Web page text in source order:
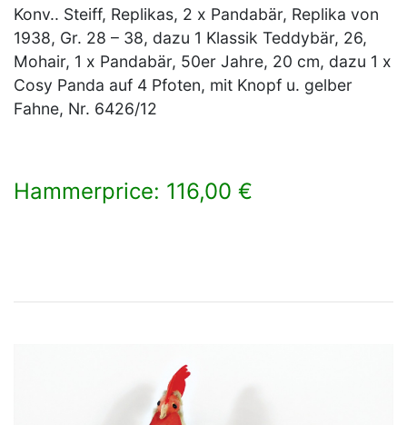
Konv.. Steiff, Replikas, 2 x Pandabär, Replika von
1938, Gr. 28 – 38, dazu 1 Klassik Teddybär, 26,
Mohair, 1 x Pandabär, 50er Jahre, 20 cm, dazu 1 x
Cosy Panda auf 4 Pfoten, mit Knopf u. gelber
Fahne, Nr. 6426/12
Hammerprice: 116,00 €